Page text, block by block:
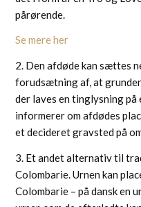
pårørende.
Se mere her
2. Den afdøde kan sættes
forudsætning af, at
der laves en tinglysning på
informerer om afdødes
et decideret gravsted på
3. Et andet alternativ til
Colombarie. Urnen kan
Colombarie – på dansk en